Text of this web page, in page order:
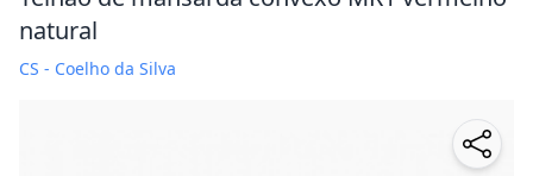
natural
CS - Coelho da Silva